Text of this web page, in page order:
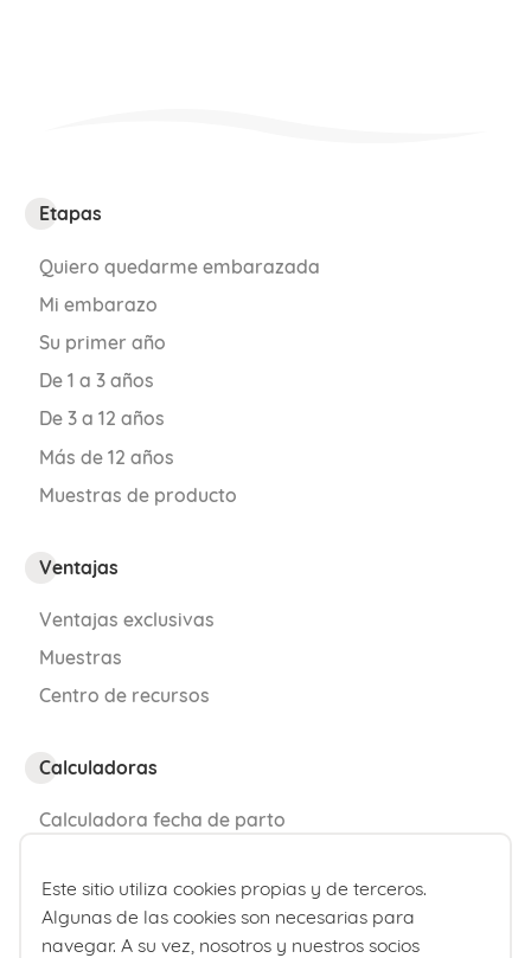
Etapas
Quiero quedarme embarazada
Mi embarazo
Su primer año
De 1 a 3 años
De 3 a 12 años
Más de 12 años
Muestras de producto
Ventajas
Ventajas exclusivas
Muestras
Centro de recursos
Calculadoras
Calculadora fecha de parto
¿Quiénes somos?
Este sitio utiliza cookies propias y de terceros.
Algunas de las cookies son necesarias para
navegar. A su vez, nosotros y nuestros socios